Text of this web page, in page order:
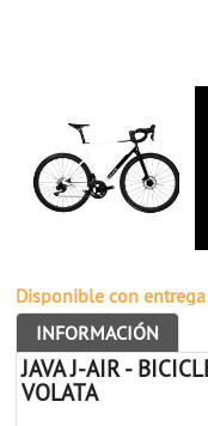
Disponible con
INFORMACIÓN
JAVA J-AIR -
VOLATA